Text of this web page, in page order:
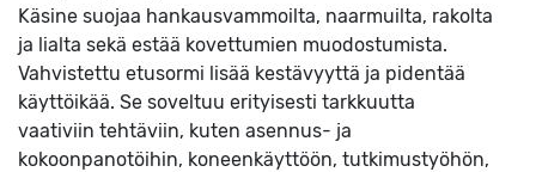
Käsine suojaa hankausvammoilta, naarmuilta, rakolta
ja lialta sekä estää kovettumien muodostumista.
Vahvistettu etusormi lisää kestävyyttä ja pidentää
käyttöikää. Se soveltuu erityisesti tarkkuutta
vaativiin tehtäviin, kuten asennus- ja
kokoonpanotöihin, koneenkäyttöön, tutkimustyöhön,